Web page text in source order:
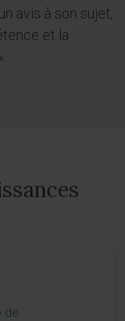
avis à son sujet,
et la
de